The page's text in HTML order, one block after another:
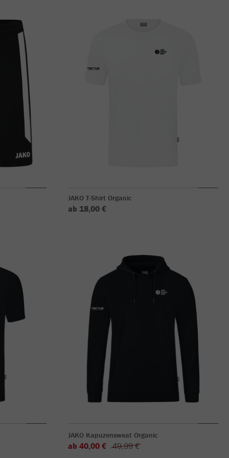
JAKO T-Shirt Organic
ab 18,00 €
JAKO Kapuzensweat Organic
ab 40,00 € 49,99 €